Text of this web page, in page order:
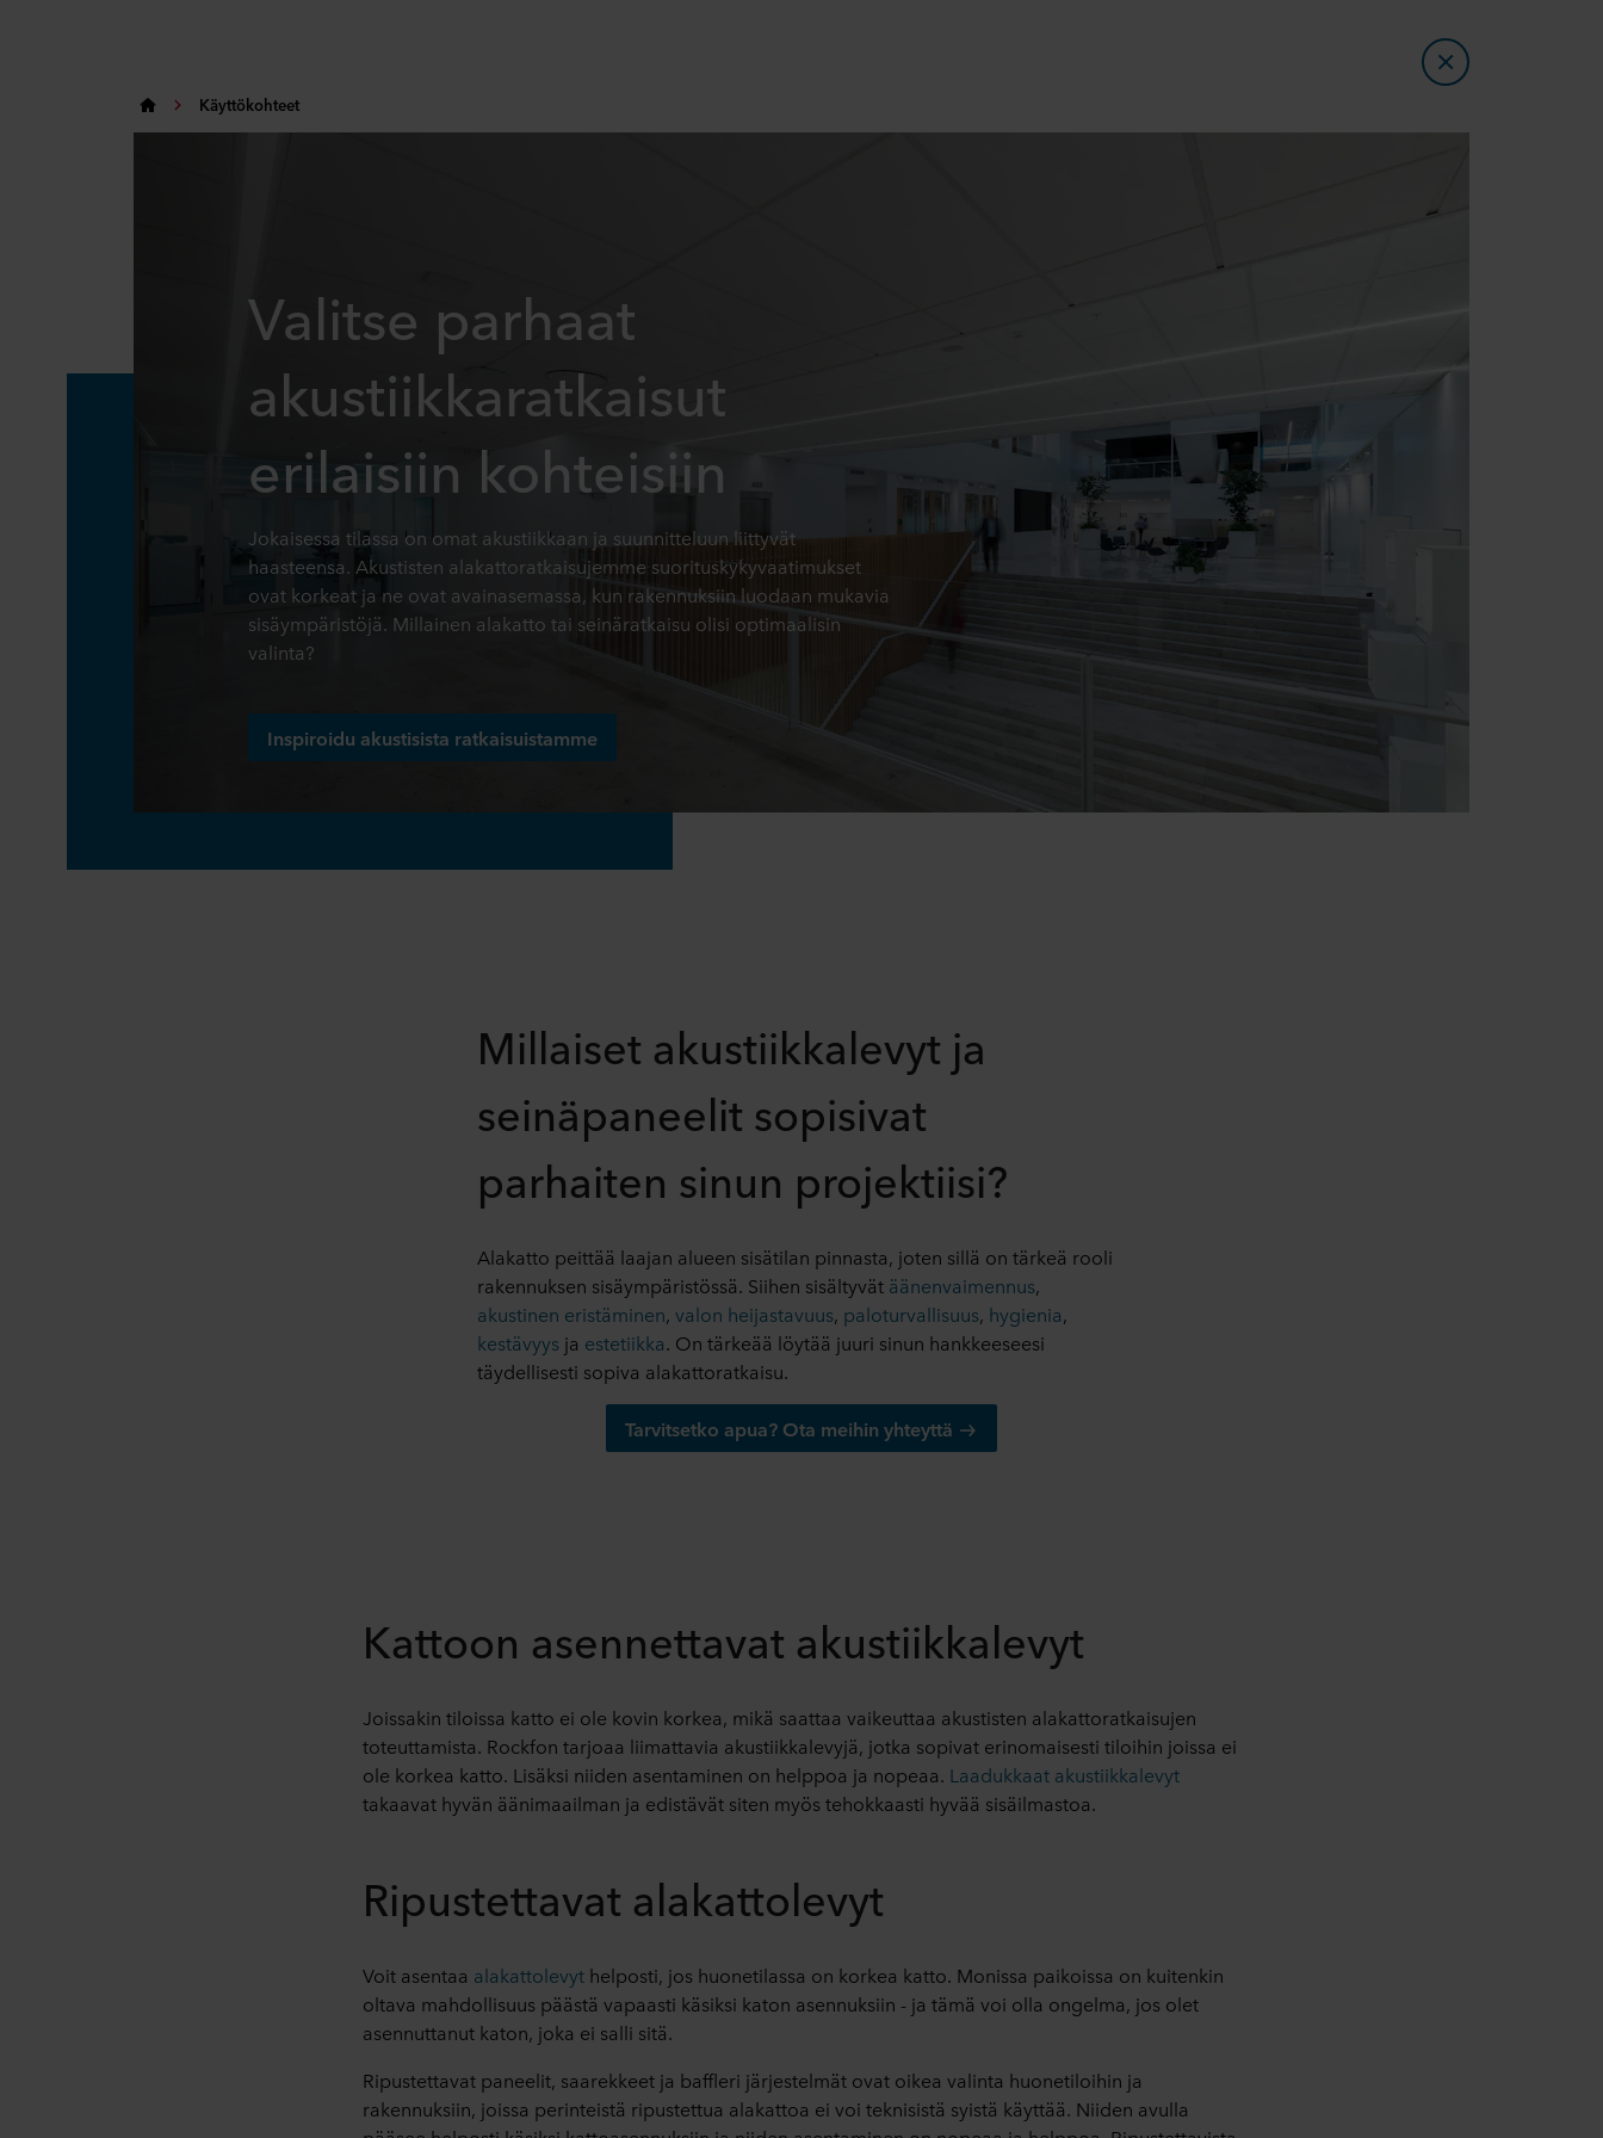
Käyttökohteet
Valitse parhaat
akustiikkaratkaisut
erilaisiin kohteisiin
Jokaisessa tilassa on omat akustiikkaan ja suunnitteluun liittyvät
haasteensa. Akustisten alakattoratkaisujemme suorituskykyvaatimukset
ovat korkeat ja ne ovat avainasemassa, kun rakennuksiin luodaan mukavia
sisäympäristöjä. Millainen alakatto tai seinäratkaisu olisi optimaalisin
valinta?
Inspiroidu akustisista ratkaisuistamme
Millaiset akustiikkalevyt ja
seinäpaneelit sopisivat
parhaiten sinun projektiisi?
Alakatto peittää laajan alueen sisätilan pinnasta, joten sillä on tärkeä rooli
rakennuksen sisäympäristössä. Siihen sisältyvät äänenvaimennus,
akustinen eristäminen, valon heijastavuus, paloturvallisuus, hygienia,
kestävyys ja estetiikka. On tärkeää löytää juuri sinun hankkeeseesi
täydellisesti sopiva alakattoratkaisu.
Tarvitsetko apua? Ota meihin yhteyttä
Kattoon asennettavat akustiikkalevyt
Joissakin tiloissa katto ei ole kovin korkea, mikä saattaa vaikeuttaa akustisten alakattoratkaisujen
toteuttamista. Rockfon tarjoaa liimattavia akustiikkalevyjä, jotka sopivat erinomaisesti tiloihin joissa ei
ole korkea katto. Lisäksi niiden asentaminen on helppoa ja nopeaa. Laadukkaat akustiikkalevyt
takaavat hyvän äänimaailman ja edistävät siten myös tehokkaasti hyvää sisäilmastoa.
Ripustettavat alakattolevyt
Voit asentaa alakattolevyt helposti, jos huonetilassa on korkea katto. Monissa paikoissa on kuitenkin
oltava mahdollisuus päästä vapaasti käsiksi katon asennuksiin - ja tämä voi olla ongelma, jos olet
asennuttanut katon, joka ei salli sitä.
Ripustettavat paneelit, saarekkeet ja baffleri järjestelmät ovat oikea valinta huonetiloihin ja
rakennuksiin, joissa perinteistä ripustettua alakattoa ei voi teknisistä syistä käyttää. Niiden avulla